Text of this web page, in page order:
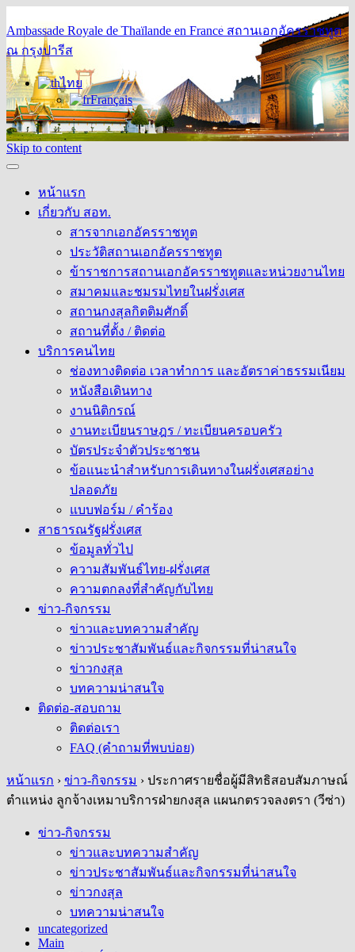
Ambassade Royale de Thaïlande en France สถานเอกอัครราชทูต
ณ กรุงปารีส
ไทย
Français
Skip to content
หน้าแรก
เกี่ยวกับ สอท.
สารจากเอกอัครราชทูต
ประวัติสถานเอกอัครราชทูต
ข้าราชการสถานเอกอัครราชทูตและหน่วยงานไทย
สมาคมและชมรมไทยในฝรั่งเศส
สถานกงสุลกิตติมศักดิ์
สถานที่ตั้ง / ติดต่อ
บริการคนไทย
ช่องทางติดต่อ เวลาทำการ และอัตราค่าธรรมเนียม
หนังสือเดินทาง
งานนิติกรณ์
งานทะเบียนราษฎร / ทะเบียนครอบครัว
บัตรประจำตัวประชาชน
ข้อแนะนำสำหรับการเดินทางในฝรั่งเศสอย่าง
ปลอดภัย
แบบฟอร์ม / คำร้อง
สาธารณรัฐฝรั่งเศส
ข้อมูลทั่วไป
ความสัมพันธ์ไทย-ฝรั่งเศส
ความตกลงที่สำคัญกับไทย
ข่าว-กิจกรรม
ข่าวและบทความสำคัญ
ข่าวประชาสัมพันธ์และกิจกรรมที่น่าสนใจ
ข่าวกงสุล
บทความน่าสนใจ
ติดต่อ-สอบถาม
ติดต่อเรา
FAQ (คำถามที่พบบ่อย)
หน้าแรก › ข่าว-กิจกรรม › ประกาศรายชื่อผู้มีสิทธิสอบสัมภาษณ์
ตำแหน่ง ลูกจ้างเหมาบริการฝ่ายกงสุล แผนกตรวจลงตรา (วีซ่า)
ข่าว-กิจกรรม
ข่าวและบทความสำคัญ
ข่าวประชาสัมพันธ์และกิจกรรมที่น่าสนใจ
ข่าวกงสุล
บทความน่าสนใจ
uncategorized
Main